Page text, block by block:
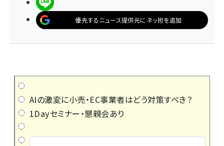
優先するニュース提供元にネッ担を追加
AIの激変に小売・EC事業者はどう対策すべき？
1Dayセミナー・懇親会あり